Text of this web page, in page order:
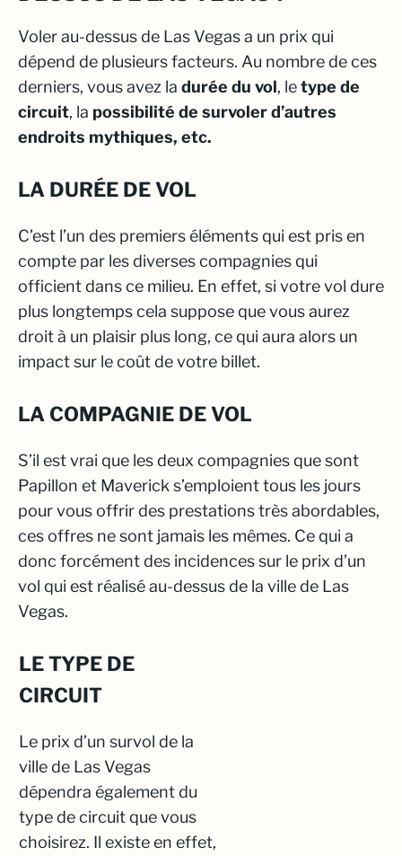
Voler au-dessus de Las Vegas a un prix qui
dépend de plusieurs facteurs. Au nombre de ces
derniers, vous avez la durée du vol, letype de
circuit, la possibilité de survoler d’autres
endroits mythiques, etc.
LA DURÉE DE VOL
C’est l’un des premiers éléments qui est pris en
compte par les diverses compagnies qui
officient dans ce milieu. En effet, si votre vol dure
plus longtemps cela suppose que vous aurez
droit à un plaisir plus long, ce qui aura alors un
impact sur le coût de votre billet.
LA COMPAGNIE DE VOL
S’il est vrai que les deux compagnies que sont
Papillon et Maverick s’emploient tous les jours
pour vous offrir des prestations très abordables,
ces offres ne sont jamais les mêmes. Ce qui a
donc forcément des incidences sur le prix d’un
vol qui est réalisé au-dessus de la ville de Las
Vegas.
LE TYPE DE
CIRCUIT
Le prix d’un survol de la
ville de Las Vegas
dépendra également du
type de circuit que vous
choisirez. Il existe en effet,